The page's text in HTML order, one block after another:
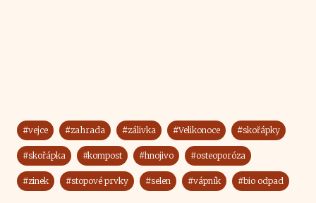
#vejce #zahrada #zálivka #Velikonoce #skořápky
#skořápka #kompost #hnojivo #osteoporóza
#zinek #stopové prvky #selen #vápník #bio odpad